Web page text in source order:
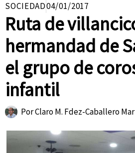
SOCIEDAD04/01/2017
Ruta de
hermandad de
el grupo de
infantil
PorClaro M. Fdez-Caballero